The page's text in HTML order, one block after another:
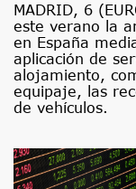
MADRID, 6
este verano la
en España
aplicación de
alojamiento,
equipaje, las
de vehículos.